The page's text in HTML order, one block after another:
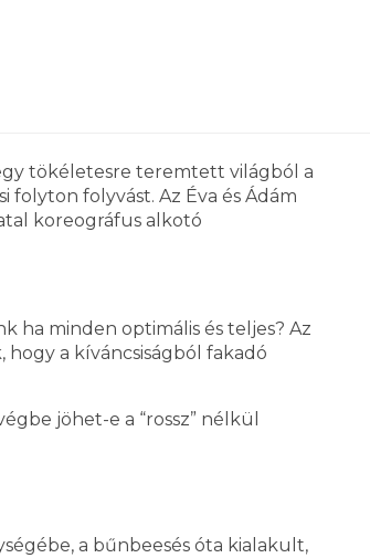
tökéletesre teremtett világból a
folyton folyvást. Az Éva és Ádám
koreográfus alkotó
ha minden optimális és teljes? Az
a kíváncsiságból fakadó
jöhet-e a “rossz” nélkül
a bűnbeesés óta kialakult,